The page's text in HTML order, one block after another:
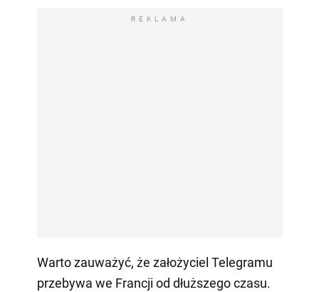
REKLAMA
Warto zauważyć, że założyciel Telegramu
przebywa we Francji od dłuższego czasu.